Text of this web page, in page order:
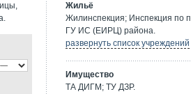
Жильё
Жилинспекция; Инспекция
ГУ ИС (ЕИРЦ) района.
развернуть список учреждений
Имущество
ТА ДИГМ; ТУ ДЗР.